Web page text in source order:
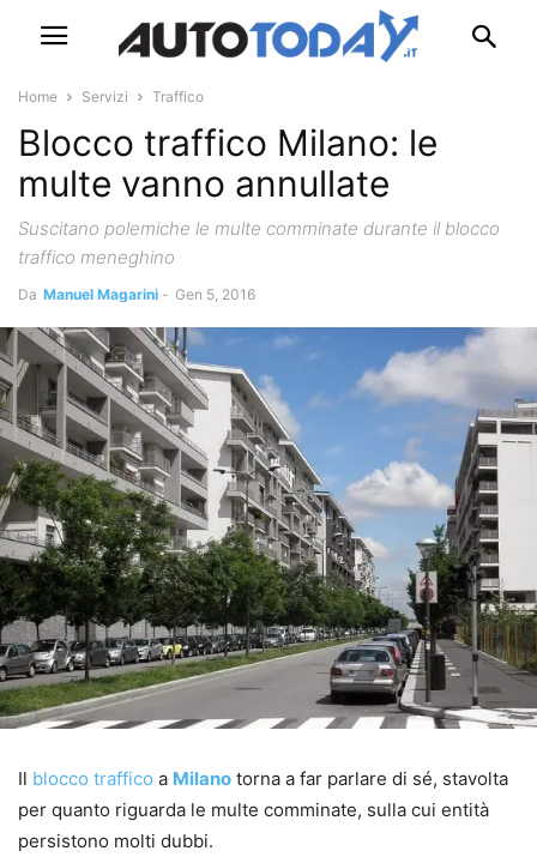
Home Servizi Traffico
Blocco traffico Milano: le
multe vanno annullate
Suscitano polemiche le multe comminate durante il blocco
traffico meneghino
Da Manuel Magarini - Gen 5, 2016
Il blocco traffico a Milano torna a far parlare di sé, stavolta
per quanto riguarda le multe comminate, sulla cui entità
persistono molti dubbi.